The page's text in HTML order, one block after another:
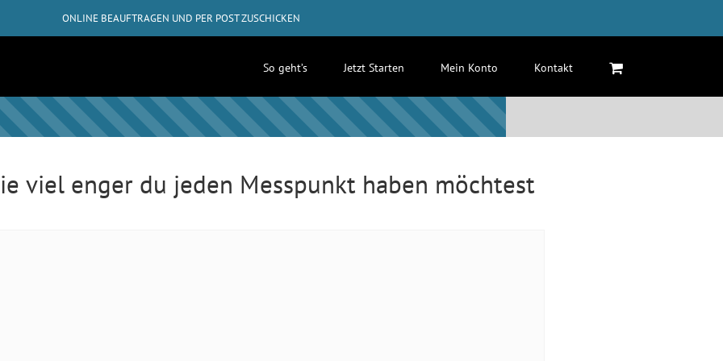
ONLINE BEAUFTRAGEN UND PER POST ZUSCHICKEN
So geht’s Jetzt Starten Mein Konto Kontakt
viel enger du jeden Messpunkt haben möchtest